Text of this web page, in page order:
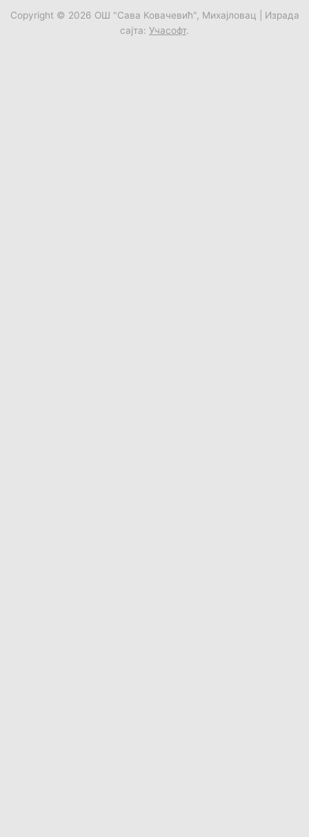
Copyright © 2026 ОШ "Сава Ковачевић", Михајловац | Израда
сајта: Учасофт.